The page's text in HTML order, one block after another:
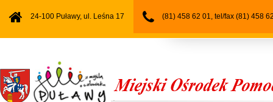
24-100 Puławy, ul. Leśna 17 (81) 458 62 01, tel/fax (81) 458